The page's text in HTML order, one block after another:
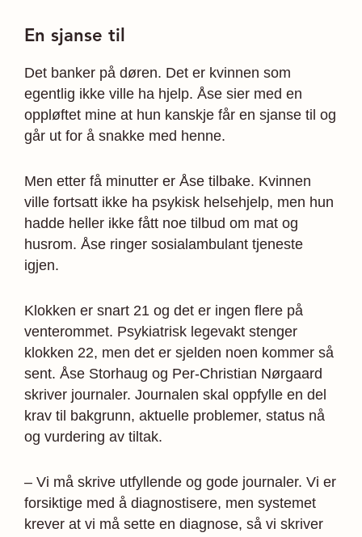
En sjanse til
Det banker på døren. Det er kvinnen som
egentlig ikke ville ha hjelp. Åse sier med en
oppløftet mine at hun kanskje får en sjanse til og
går ut for å snakke med henne.
Men etter få minutter er Åse tilbake. Kvinnen
ville fortsatt ikke ha psykisk helsehjelp, men hun
hadde heller ikke fått noe tilbud om mat og
husrom. Åse ringer sosialambulant tjeneste
igjen.
Klokken er snart 21 og det er ingen flere på
venterommet. Psykiatrisk legevakt stenger
klokken 22, men det er sjelden noen kommer så
sent. Åse Storhaug og Per-Christian Nørgaard
skriver journaler. Journalen skal oppfylle en del
krav til bakgrunn, aktuelle problemer, status nå
og vurdering av tiltak.
– Vi må skrive utfyllende og gode journaler. Vi er
forsiktige med å diagnostisere, men systemet
krever at vi må sette en diagnose, så vi skriver